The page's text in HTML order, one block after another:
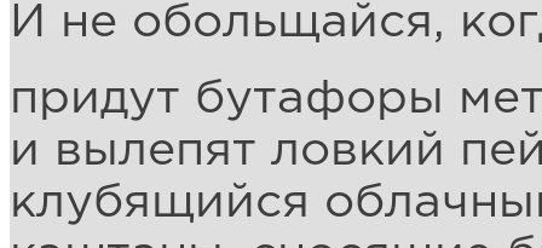
И не обольщайся,
придут бутафоры
и вылепят ловкий
клубящийся